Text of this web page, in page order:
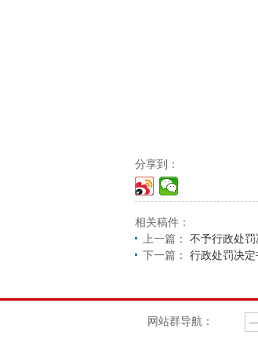
分享到：
相关稿件：
上一篇： 不予行政处
下一篇： 行政处罚决
网站群导航：